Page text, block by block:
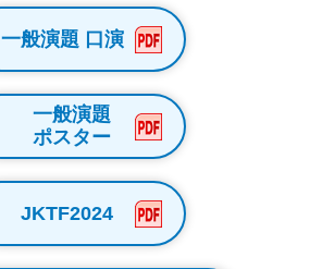
一般演題 口演
一般演題
ポスター
JKTF2024